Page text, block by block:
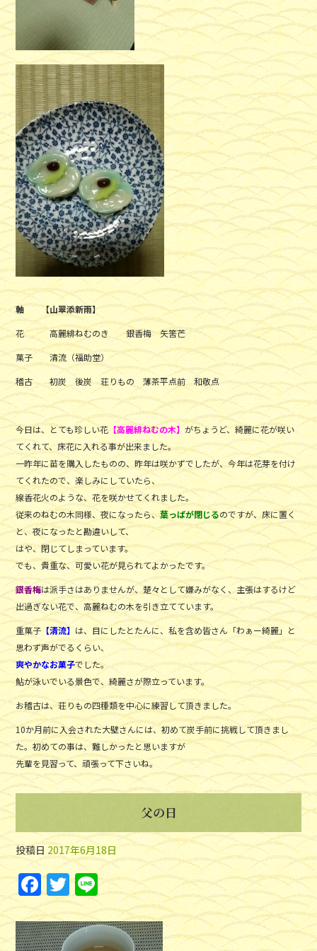
軸 【山翠添新雨】
花 高麗緋ねむのき 銀香梅 矢筈芒
菓子 清流（福助堂）
稽古 初炭 後炭 荘りもの 薄茶平点前 和敬点
今日は、とても珍しい花【高麗緋ねむの木】がちょうど、綺麗に花が咲い
てくれて、床花に入れる事が出来ました。
一昨年に苗を購入したものの、昨年は咲かずでしたが、今年は花芽を付け
てくれたので、楽しみにしていたら、
線香花火のような、花を咲かせてくれました。
従来のねむの木同様、夜になったら、葉っぱが閉じるのですが、床に置く
と、夜になったと勘違いして、
はや、閉じてしまっています。
でも、貴重な、可愛い花が見られてよかったです。
銀香梅は派手さはありませんが、楚々として嫌みがなく、主張はするけど
出過ぎない花で、高麗ねむの木を引き立てています。
重菓子【清流】は、目にしたとたんに、私を含め皆さん「わぁー綺麗」と
思わず声がでるくらい、
爽やかなお菓子でした。
鮎が泳いでいる景色で、綺麗さが際立っています。
お稽古は、荘りもの四種類を中心に練習して頂きました。
10か月前に入会された大壁さんには、初めて炭手前に挑戦して頂きまし
た。初めての事は、難しかったと思いますが
先輩を見習って、頑張って下さいね。
父の日
投稿日2017年6月18日
F
a
c
T
w
itt
Li
n
e